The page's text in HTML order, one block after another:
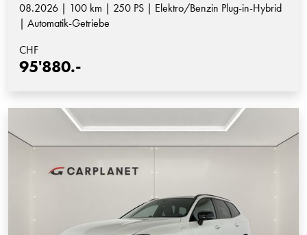
08.2026 | 100 km | 250 PS | Elektro/Benzin Plug-in-Hybrid
| Automatik-Getriebe
CHF
95'880.-